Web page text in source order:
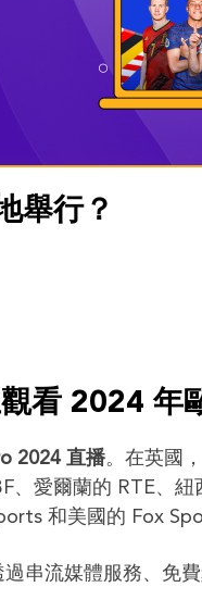
舉行？
看 2024 年
2024 直播。在英國
、愛爾蘭的 RTE、
和美國的 Fox
串流媒體服務、免